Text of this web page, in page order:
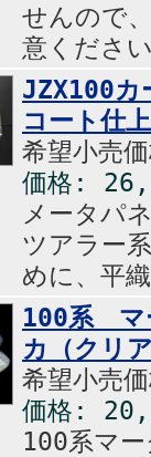
せんので
意くださ
JZX100カ
コート仕
希望小売
価格:
メータパ
ツアラー
めに、平
100系 マ
カ（クリ
希望小売
価格:
100系マ